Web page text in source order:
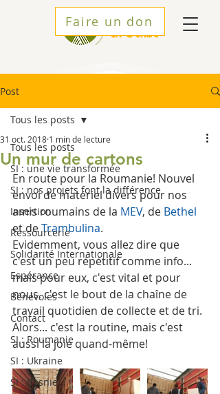
Faire un don
Post
Tous les posts
SI : une vie transformée
SI : nos projets font la différence
Insertion
Ressourcerie
Solidarité Internationale
Espérance
Bénévoles
Contact
SI : Roumanie
SI : Ukraine
SI : Bosnie
Tous les posts
Un mur de cartons
31 oct. 2018 1 min de lecture
En route pour la Roumanie! Nouvel
envoi de matériel divers pour nos
amis roumains de la MEV, de Bethel
et de Trambulina.
Evidemment, vous allez dire que
c'est un peu répétitif comme info...
mais pour eux, c'est vital et pour
nous, c'est le bout de la chaîne de
travail quotidien de collecte et de tri.
Alors... c'est la routine, mais c'est
aussi la joie quand-même!